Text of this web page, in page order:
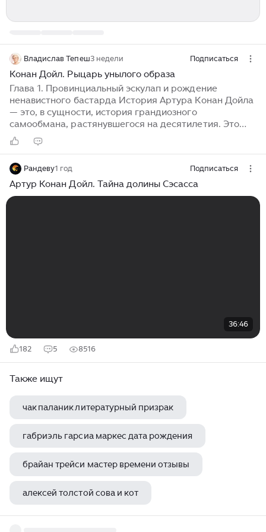
Владислав Тепеш3 недели Подписаться
Конан Дойл. Рыцарь унылого образа
Глава 1. Провинциальный эскулап и рождение
ненавистного бастарда История Артура Конан Дойла
— это, в сущности, история грандиозного
самообмана, растянувшегося на десятилетия. Это
трагедия человека, который всю жизнь пытался
продать миру тяжеловесное, пыльное барахло своих
циничной ухмылкой, покупал у него лишь дешевую
лупу и клетчатую кепку. Мы начинаем наше
анатомическое вскрытие этого тучного,
Рандеву1 год Подписаться
Артур Конан Дойл. Тайна долины Сэсасса
36:46
182 5 8516
Также ищут
чак паланик литературный призрак
габриэль гарсиа маркес дата рождения
брайан трейси мастер времени отзывы
алексей толстой сова и кот